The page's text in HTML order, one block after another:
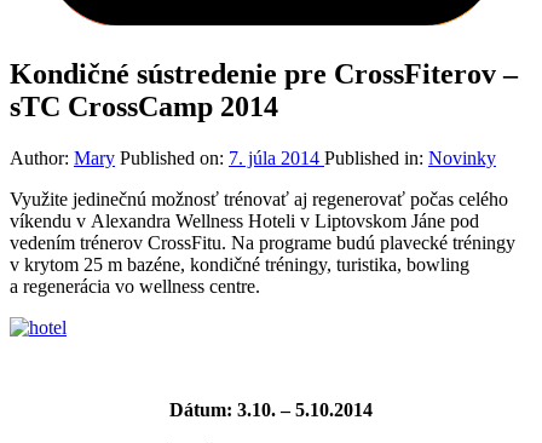
Kondičné sústredenie pre CrossFiterov –
sTC CrossCamp 2014
Author: Mary Published on: 7. júla 2014 Published in: Novinky
Využite jedinečnú možnosť trénovať aj regenerovať počas celého
víkendu v Alexandra Wellness Hoteli v Liptovskom Jáne pod
vedením trénerov CrossFitu. Na programe budú plavecké tréningy
v krytom 25 m bazéne, kondičné tréningy, turistika, bowling
a regenerácia vo wellness centre.
Dátum: 3.10. – 5.10.2014